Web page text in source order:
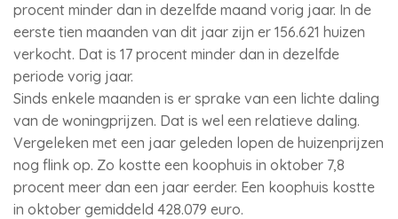
procent minder dan in dezelfde maand vorig jaar. In de
eerste tien maanden van dit jaar zijn er 156.621 huizen
verkocht. Dat is 17 procent minder dan in dezelfde
periode vorig jaar.
Sinds enkele maanden is er sprake van een lichte daling
van de woningprijzen. Dat is wel een relatieve daling.
Vergeleken met een jaar geleden lopen de huizenprijzen
nog flink op. Zo kostte een koophuis in oktober 7,8
procent meer dan een jaar eerder. Een koophuis kostte
in oktober gemiddeld 428.079 euro.